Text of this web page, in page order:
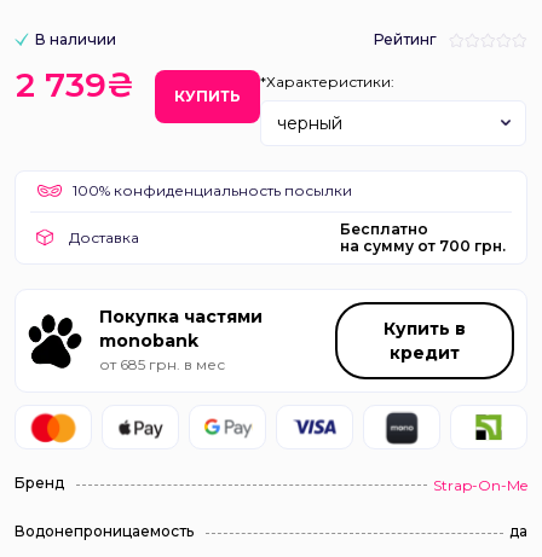
В наличии Рейтинг
2 739₴ КУПИТЬ
*Характеристики:
черный
100% конфиденциальность посылки
Доставка
Бесплатно
на сумму от 700 грн.
Покупка частями
monobank
от 685 грн. в мес
Купить в
кредит
Бренд Strap-On-Me
Водонепроницаемость да